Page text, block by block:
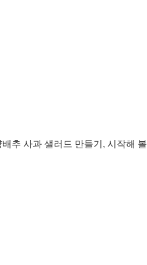
추 사과 샐러드 만들기, 시작해 볼